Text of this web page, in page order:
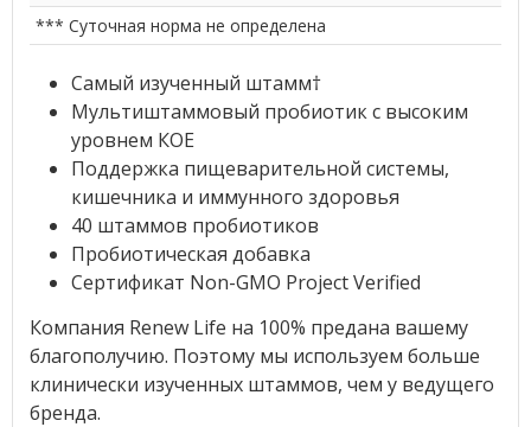
*** Суточная норма не определена
Самый изученный штамм†
Мультиштаммовый пробиотик с высоким
уровнем КОЕ
Поддержка пищеварительной системы,
кишечника и иммунного здоровья
40 штаммов пробиотиков
Пробиотическая добавка
Сертификат Non-GMO Project Verified
Компания Renew Life на 100% предана вашему
благополучию. Поэтому мы используем больше
клинически изученных штаммов, чем у ведущего
бренда.